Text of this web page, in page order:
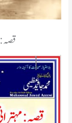
قصہ: